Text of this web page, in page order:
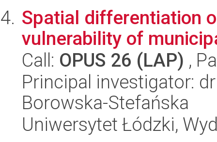
Spatial differentiation
vulnerability of
Call: OPUS 26 (LAP) ,
Principal investigator:
Borowska-Stefańska
Uniwersytet Łódzki,